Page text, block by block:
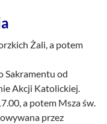
Żali, a potem
Sakramentu od
Akcji Katolickiej.
a potem Msza św.
przez